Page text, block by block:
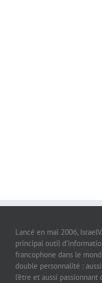
Lancé en mai 2006,
principal outil
francophone dans le
double personnalité :
l’être et aussi passionnant